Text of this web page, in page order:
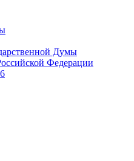
Думы
Федерации